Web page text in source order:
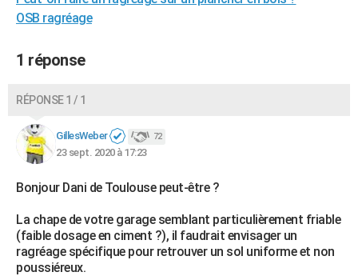
OSB ragréage
1 réponse
RÉPONSE 1 / 1
GillesWeber 72
23 sept. 2020 à 17:23
Bonjour Dani de Toulouse peut-être ?
La chape de votre garage semblant particulièrement friable
(faible dosage en ciment ?), il faudrait envisager un
ragréage spécifique pour retrouver un sol uniforme et non
poussiéreux.